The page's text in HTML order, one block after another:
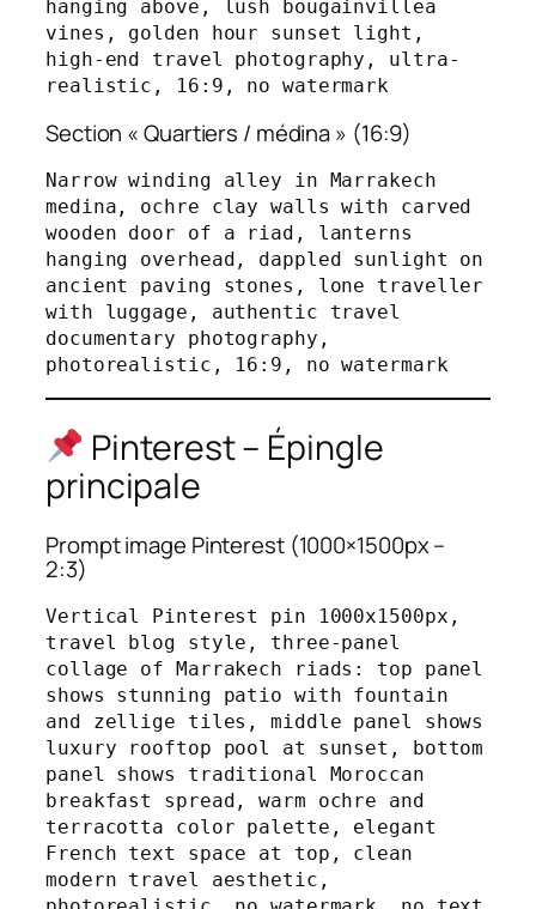
hanging above, lush bougainvillea
vines, golden hour sunset light,
high-end travel photography, ultra-
realistic, 16:9, no watermark
Section « Quartiers / médina » (16:9)
Narrow winding alley in Marrakech
medina, ochre clay walls with carved
wooden door of a riad, lanterns
hanging overhead, dappled sunlight on
ancient paving stones, lone traveller
with luggage, authentic travel
documentary photography,
photorealistic, 16:9, no watermark
Pinterest – Épingle
principale
Prompt image Pinterest (1000×1500px –
2:3)
Vertical Pinterest pin 1000x1500px,
travel blog style, three-panel
collage of Marrakech riads: top panel
shows stunning patio with fountain
and zellige tiles, middle panel shows
luxury rooftop pool at sunset, bottom
panel shows traditional Moroccan
breakfast spread, warm ochre and
terracotta color palette, elegant
French text space at top, clean
modern travel aesthetic,